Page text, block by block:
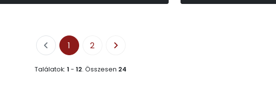
1 2
Találatok: 1 - 12. Összesen 24